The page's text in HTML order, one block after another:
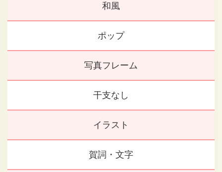
和風
ポップ
写真フレーム
干支なし
イラスト
賀詞・文字